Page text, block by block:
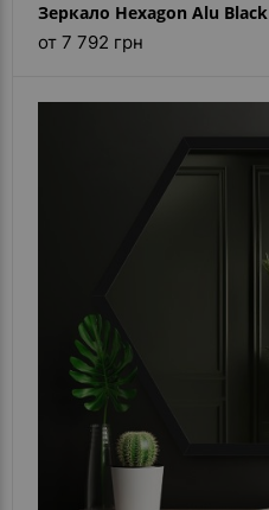
Зеркало Hexagon Alu Black
от 7 792 грн